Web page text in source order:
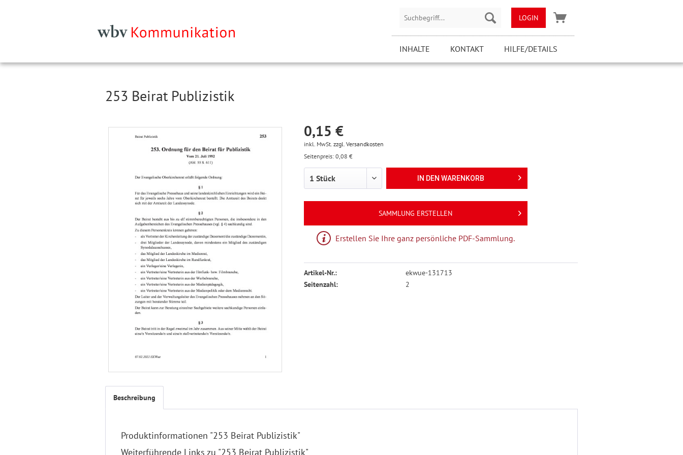
LOGIN
INHALTE KONTAKT HILFE/DETAILS
253 Beirat Publizistik
0,15 €
inkl. MwSt. zzgl. Versandkosten
Seitenpreis: 0,08 €
IN DEN WARENKORB
SAMMLUNG ERSTELLEN
Erstellen Sie Ihre ganz persönliche PDF-Sammlung.
Artikel-Nr.:
ekwue-131713
Seitenzahl:
2
Beschreibung
Produktinformationen "253 Beirat Publizistik"
Weiterführende Links zu "253 Beirat Publizistik"